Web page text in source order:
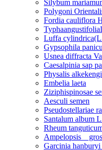
Silybum
Polygoni
Fordia cauliflora
Luffa
Gypsophila
Usnea diffracta
Caesalpinia sap
Physalis
Embelia laeta
Ziziphispinosae
Aesculi semen
Pseudostellariae
Santalum album
Rheum
Ampelopsis
Garcinia